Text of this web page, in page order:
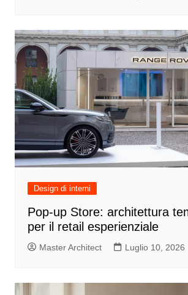
Design di interni
Pop-up Store: architettura
per il retail esperienziale
Master Architect Luglio 10, 2026